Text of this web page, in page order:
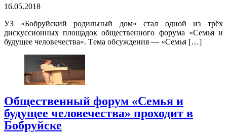
16.05.2018
УЗ «Бобруйский родильный дом» стал одной из трёх
дискуссионных площадок общественного форума «Семья и
будущее человечества». Tема обсуждения — «Семья […]
Общественный форум «Семья и
будущее человечества» проходит в
Бобруйске